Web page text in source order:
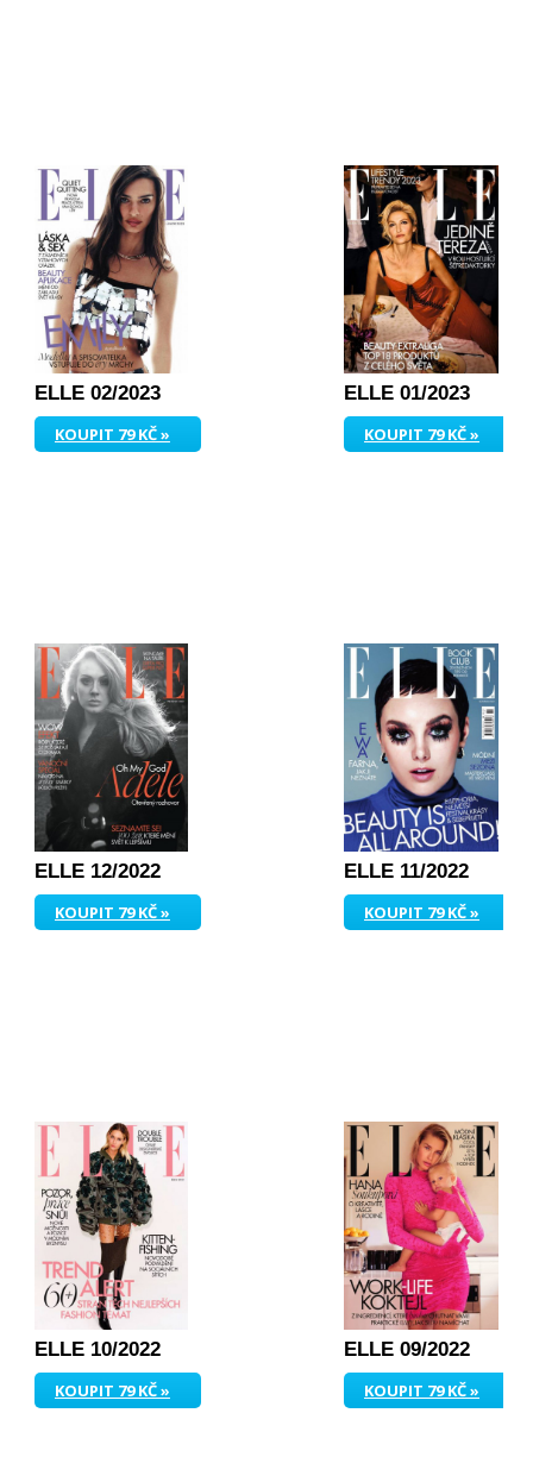
ELLE 02/2023
KOUPIT 79 KČ »
ELLE 01/2023
KOUPIT 79 KČ »
ELLE 12/2022
KOUPIT 79 KČ »
ELLE 11/2022
KOUPIT 79 KČ »
ELLE 10/2022
KOUPIT 79 KČ »
ELLE 09/2022
KOUPIT 79 KČ »